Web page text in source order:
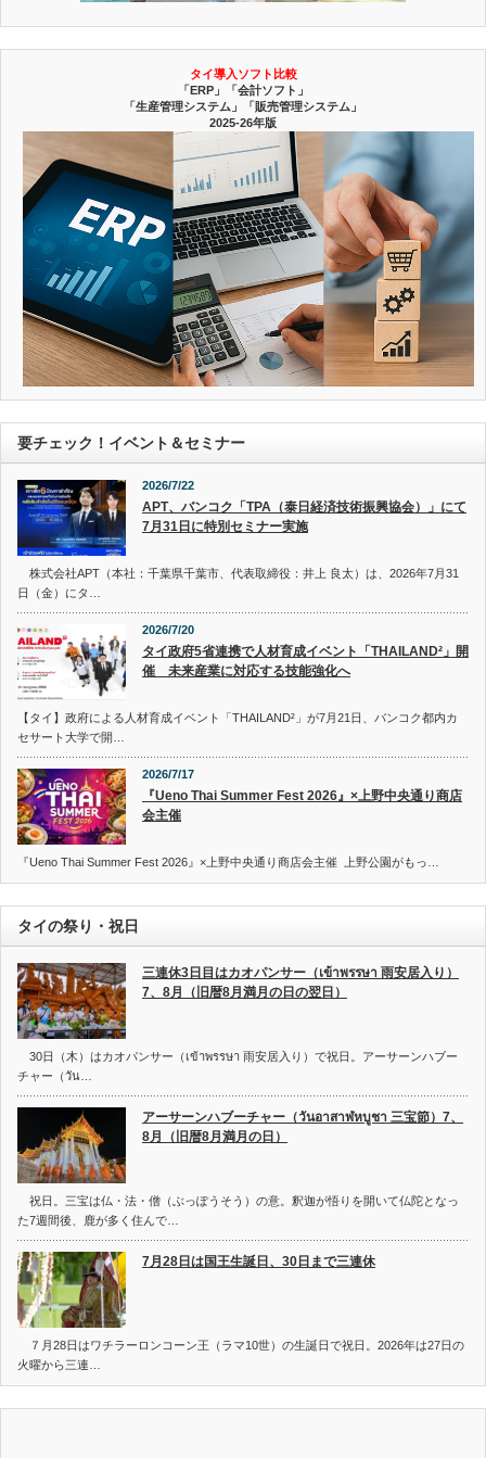
タイ導入ソフト比較
「ERP」「会計ソフト」
「生産管理システム」「販売管理システム」
2025-26年版
要チェック！イベント＆セミナー
2026/7/22
APT、バンコク「TPA（泰日経済技術振興協会）」にて
7月31日に特別セミナー実施
株式会社APT（本社：千葉県千葉市、代表取締役：井上 良太）は、2026年7月31
日（金）にタ…
2026/7/20
タイ政府5省連携で人材育成イベント「THAILAND²」開
催 未来産業に対応する技能強化へ
【タイ】政府による人材育成イベント「THAILAND²」が7月21日、バンコク都内カ
セサート大学で開…
2026/7/17
『Ueno Thai Summer Fest 2026』×上野中央通り商店
会主催
『Ueno Thai Summer Fest 2026』×上野中央通り商店会主催 上野公園がもっ…
タイの祭り・祝日
三連休3日目はカオパンサー（เข้าพรรษา 雨安居入り）
7、8月（旧暦8月満月の日の翌日）
30日（木）はカオパンサー（เข้าพรรษา 雨安居入り）で祝日。アーサーンハブー
チャー（วัน…
アーサーンハブーチャー（วันอาสาฬหบูชา 三宝節）7、
8月（旧暦8月満月の日）
祝日。三宝は仏・法・僧（ぶっぽうそう）の意。釈迦が悟りを開いて仏陀となっ
た7週間後、鹿が多く住んで…
7月28日は国王生誕日、30日まで三連休
７月28日はワチラーロンコーン王（ラマ10世）の生誕日で祝日。2026年は27日の
火曜から三連…